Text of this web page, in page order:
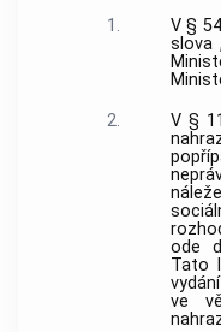
1.
V §
slova
2.
V §
ode
Tato
ve